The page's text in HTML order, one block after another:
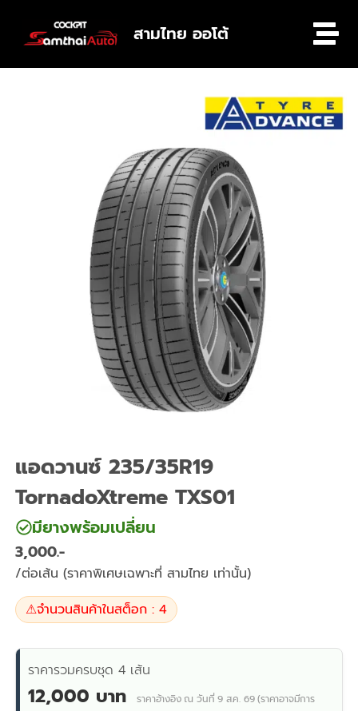
สามไทย ออโต้
แอดวานซ์ 235/35R19
TornadoXtreme TXS01
มียางพร้อมเปลี่ยน
3,000
/ต่อเส้น (ราคาพิเศษเฉพาะที่ สามไทย เท่านั้น)
⚠จำนวนสินค้าในสต็อก : 4
ราคารวมครบชุด 4 เส้น
12,000 บาท
ราคาอ้างอิง ณ วันที่ 9 ส.ค. 69 (ราคาอาจมีการ